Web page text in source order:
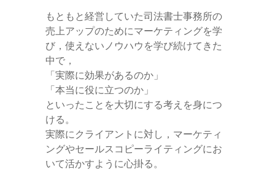
もともと経営していた司法書士事務所の
売上アップのためにマーケティングを学
び，使えないノウハウを学び続けてきた
中で，
「実際に効果があるのか」
「本当に役に立つのか」
といったことを大切にする考えを身につ
ける。
実際にクライアントに対し，マーケティ
ングやセールスコピーライティングにお
いて活かすように心掛る。